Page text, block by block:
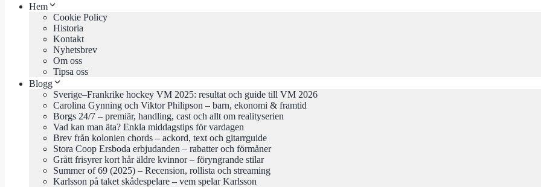
Hem
Cookie Policy
Historia
Kontakt
Nyhetsbrev
Om oss
Tipsa oss
Blogg
Sverige–Frankrike hockey VM 2025: resultat och guide till VM 2026
Carolina Gynning och Viktor Philipson – barn, ekonomi & framtid
Borgs 24/7 – premiär, handling, cast och allt om realityserien
Vad kan man äta? Enkla middagstips för vardagen
Brev från kolonien chords – ackord, text och gitarrguide
Stora Coop Ersboda erbjudanden – rabatter och förmåner
Grått frisyrer kort hår äldre kvinnor – föryngrande stilar
Summer of 69 (2025) – Recension, rollista och streaming
Karlsson på taket skådespelare – vem spelar Karlsson